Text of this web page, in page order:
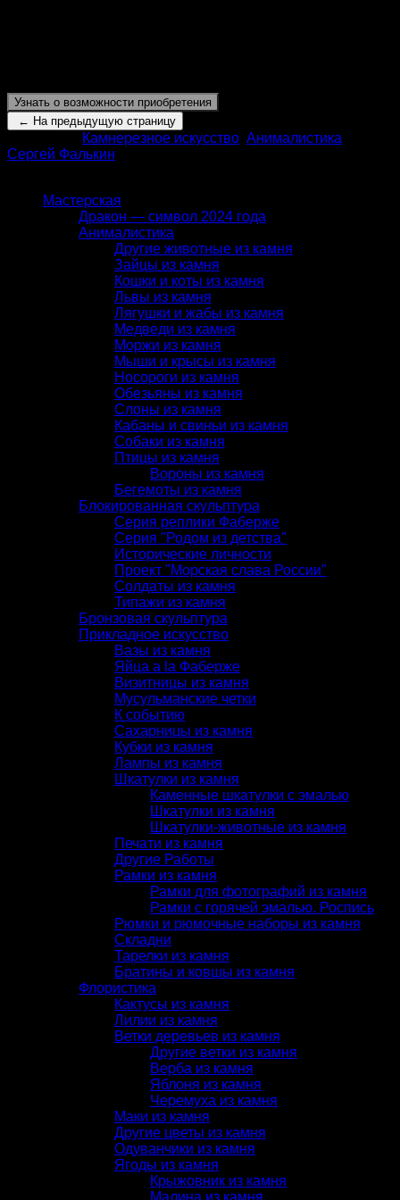
Узнать о возможности приобретения
Камнерезное искусство Анималистика
Сергей Фалькин
Мастерская
Дракон — символ 2024 года
Анималистика
Другие животные из камня
Зайцы из камня
Кошки и коты из камня
Львы из камня
Лягушки и жабы из камня
Медведи из камня
Моржи из камня
Мыши и крысы из камня
Носороги из камня
Обезьяны из камня
Слоны из камня
Кабаны и свиньи из камня
Собаки из камня
Птицы из камня
Вороны из камня
Бегемоты из камня
Блокированная скульптура
Серия реплики Фаберже
Серия "Родом из детства"
Исторические личности
Проект "Морская слава России"
Солдаты из камня
Типажи из камня
Бронзовая скульптура
Прикладное искусство
Вазы из камня
Яйца a la Фаберже
Визитницы из камня
Мусульманские четки
К событию
Сахарницы из камня
Кубки из камня
Лампы из камня
Шкатулки из камня
Каменные шкатулки с эмалью
Шкатулки из камня
Шкатулки-животные из камня
Печати из камня
Другие Работы
Рамки из камня
Рамки для фотографий из камня
Рамки с горячей эмалью. Роспись
Рюмки и рюмочные наборы из камня
Складни
Тарелки из камня
Братины и ковшы из камня
Флористика
Кактусы из камня
Лилии из камня
Ветки деревьев из камня
Другие ветки из камня
Верба из камня
Яблоня из камня
Черемуха из камня
Маки из камня
Другие цветы из камня
Одуванчики из камня
Ягоды из камня
Крыжовник из камня
Малина из камня